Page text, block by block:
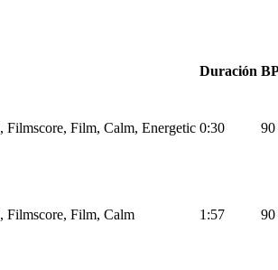
Duración
Film, Calm, Energetic 0:30 90
Filmscore, Film, Calm 1:57 90